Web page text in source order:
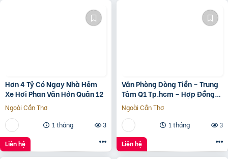
Hơn 4 Tỷ Có Ngay Nhà Hẻm
Xe Hơi Phan Văn Hớn Quân 12
Ngoài Cần Thơ
1 tháng
3
Liên hệ
Văn Phòng Dòng Tiền – Trung
Tâm Q1 Tp.hcm – Hợp Đồng
Thuê 250 Triệu/Tháng – 115
Tỷ
Ngoài Cần Thơ
1 tháng
3
Liên hệ